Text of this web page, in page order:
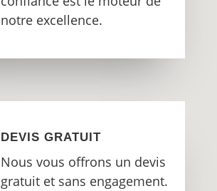
notre excellence.
DEVIS GRATUIT
Nous vous offrons un devis
gratuit et sans engagement.